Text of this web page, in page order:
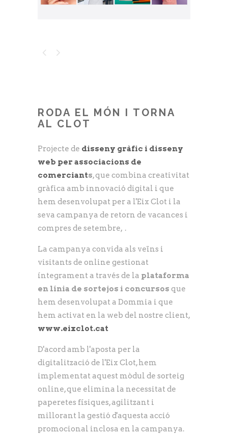
RODA EL MÓN I TORNA
AL CLOT
Projecte de disseny gràfic i disseny
web per associacions de
comerciants, que combina creativitat
gràfica amb innovació digital i que
hem desenvolupat per a l'Eix Clot i la
seva campanya de retorn de vacances i
compres de setembre, .
La campanya convida als veïns i
visitants de online gestionat
íntegrament a través de la plataforma
en línia de sortejos i concursos que
hem desenvolupat a Dommia i que
hem activat en la web del nostre client,
www.eixclot.cat
D'acord amb l'aposta per la
digitalització de l'Eix Clot, hem
implementat aquest mòdul de sorteig
online, que elimina la necessitat de
paperetes físiques, agilitzant i
millorant la gestió d'aquesta acció
promocional inclosa en la campanya.